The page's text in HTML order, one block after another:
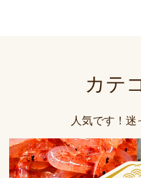
カテ
人気です！迷